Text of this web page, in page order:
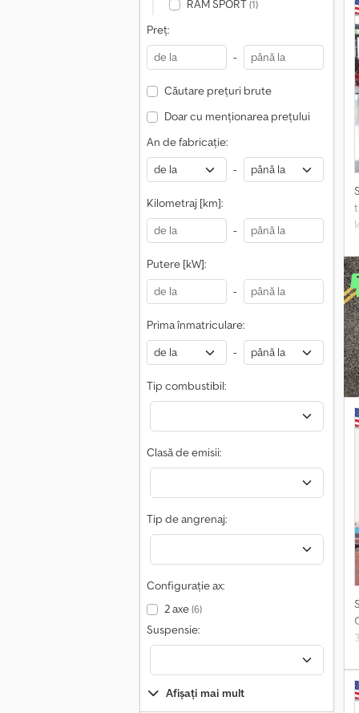
RAM SPORT(1)
Preț:
-
Căutare prețuri brute
Doar cu menționarea prețului
An de fabricație:
-
Kilometraj [km]:
-
Putere [kW]:
-
Prima înmatriculare:
-
Tip combustibil:
Clasă de emisii:
Tip de angrenaj:
Configurație ax:
2 axe(6)
Suspensie:
Afișați mai mult